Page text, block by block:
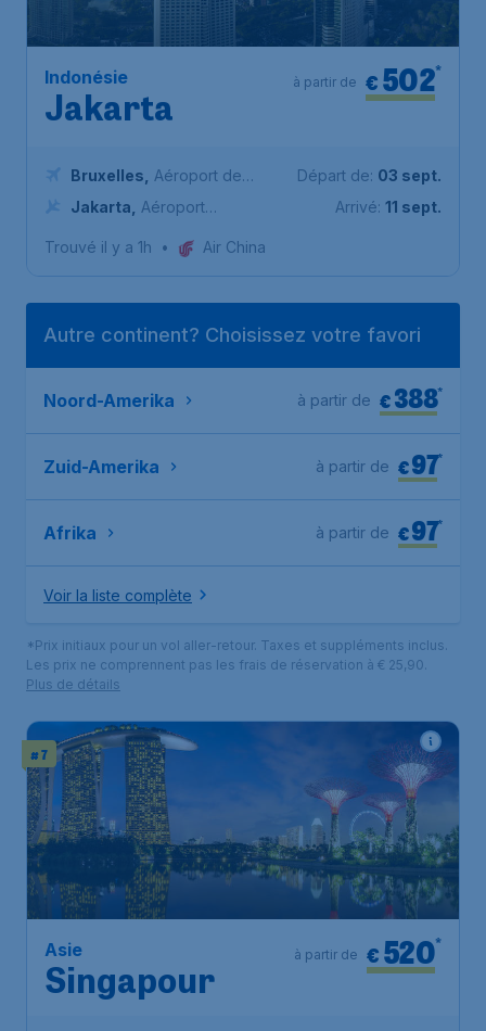
Indonésie
Jakarta
€502*
à partir de
Bruxelles
Aéroport de
Bruxelles-National
Jakarta
Aéroport
Soekarno-Hatta
Départ de: 03 sept.
Arrivé: 11 sept.
Trouvé il y a 1h • Air China
Autre continent? Choisissez votre favori
Noord-Amerika €388*
à partir de
Zuid-Amerika €97*
à partir de
Afrika €97*
à partir de
Voir la liste complète
*Prix initiaux pour un vol aller-retour. Taxes et suppléments inclus.
Les prix ne comprennent pas les frais de réservation à € 25,90.
Plus de détails
# 7
Asie
Singapour
€ 520*
à partir de